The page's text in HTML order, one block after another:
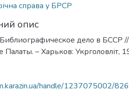
справа у БРСР
опис
дело в БССР
– Харьков: Укрголовліт,
handle/1237075002/